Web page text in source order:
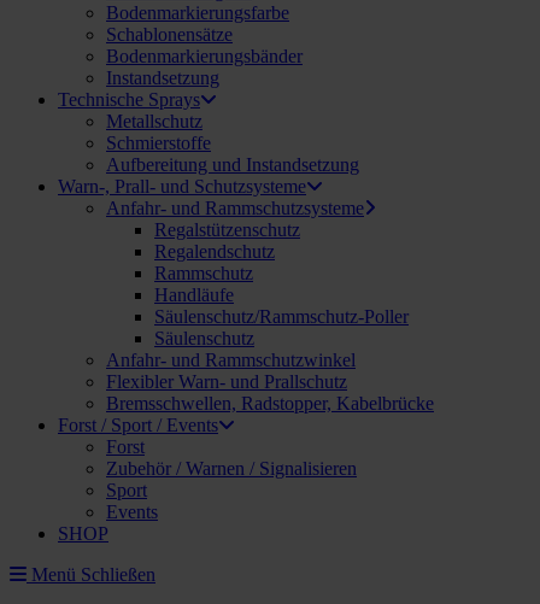
Bodenmarkierungsfarbe
Schablonensätze
Bodenmarkierungsbänder
Instandsetzung
Technische Sprays
Metallschutz
Schmierstoffe
Aufbereitung und Instandsetzung
Warn-, Prall- und Schutzsysteme
Anfahr- und Rammschutzsysteme
Regalstützenschutz
Regalendschutz
Rammschutz
Handläufe
Säulenschutz/Rammschutz-Poller
Säulenschutz
Anfahr- und Rammschutzwinkel
Flexibler Warn- und Prallschutz
Bremsschwellen, Radstopper, Kabelbrücke
Forst / Sport / Events
Forst
Zubehör / Warnen / Signalisieren
Sport
Events
SHOP
Menü Schließen